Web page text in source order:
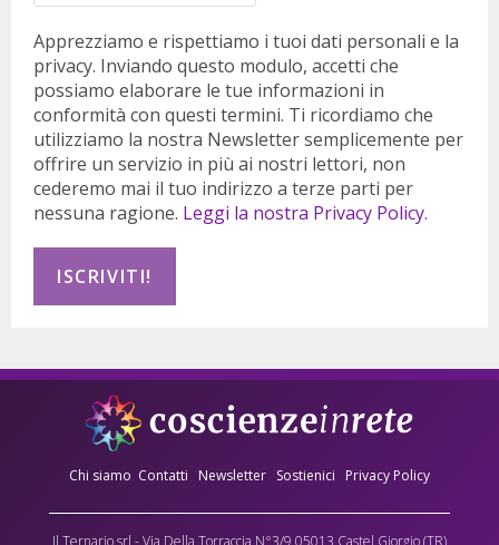
Apprezziamo e rispettiamo i tuoi dati personali e la
privacy. Inviando questo modulo, accetti che
possiamo elaborare le tue informazioni in
conformità con questi termini. Ti ricordiamo che
utilizziamo la nostra Newsletter semplicemente per
offrire un servizio in più ai nostri lettori, non
cederemo mai il tuo indirizzo a terze parti per
nessuna ragione. Leggi la nostra Privacy Policy.
Chi siamo Contatti Newsletter Sostienici Privacy Policy
Il Ternario srl - Via Della Torraccia N°3/9 05013 Castel Giorgio (TR)